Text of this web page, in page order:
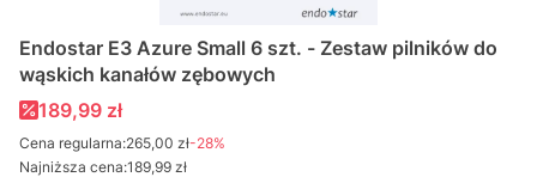
Endostar E3 Azure Small 6 szt. - Zestaw pilników do
wąskich kanałów zębowych
Cena promocyjna
189,99 zł
Cena regularna:265,00 zł-28%
Najniższa cena:189,99 zł